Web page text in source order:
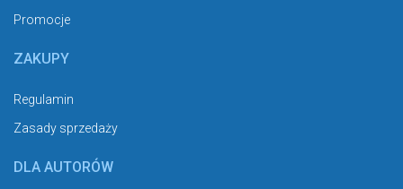
Promocje
ZAKUPY
Regulamin
Zasady sprzedaży
DLA AUTORÓW